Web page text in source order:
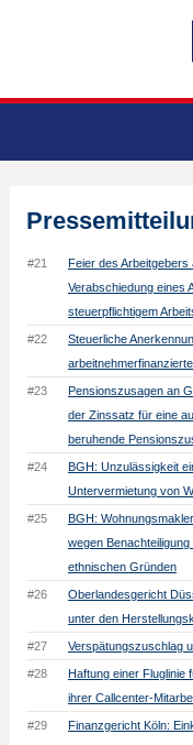
#21
Feier des Arbeitgebers
Verabschiedung eines
steuerpflichtigem
#22
Steuerliche
#23
Pensionszusagen an
der Zinssatz für eine
beruhende
#24
BGH: Unzulässigkeit
Untervermietung von
#25
BGH:
wegen
ethnischen Gründen
#26
Oberlandesgericht
unter den
#27 Verspätungszuschlag
#28
Haftung einer Fluglinie
ihrer Callcenter-
#29
Finanzgericht Köln: